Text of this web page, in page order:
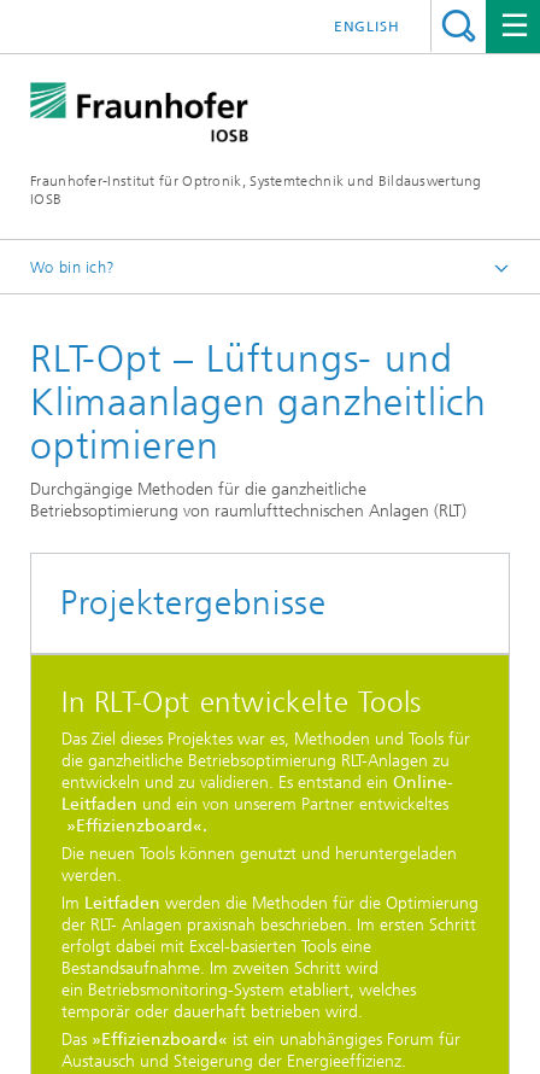
Fraunhofer-Institut für Optronik, Systemtechnik und Bildauswertung
IOSB
ENGLISH
Wo bin ich?
Projekte und Produkte
RLT-Opt – Lüftungs- und
Klimaanlagen ganzheitlich
optimieren
Durchgängige Methoden für die ganzheitliche
Betriebsoptimierung von raumlufttechnischen Anlagen (RLT)
Projektergebnisse
In RLT-Opt entwickelte Tools
Das Ziel dieses Projektes war es, Methoden und Tools für
die ganzheitliche Betriebsoptimierung RLT-Anlagen zu
entwickeln und zu validieren. Es entstand ein Online-
Leitfaden und ein von unserem Partner entwickeltes
»Effizienzboard«.
Die neuen Tools können genutzt und heruntergeladen
werden.
Im Leitfaden werden die Methoden für die Optimierung
der RLT- Anlagen praxisnah beschrieben. Im ersten Schritt
erfolgt dabei mit Excel-basierten Tools eine
Bestandsaufnahme. Im zweiten Schritt wird
ein Betriebsmonitoring-System etabliert, welches
temporär oder dauerhaft betrieben wird.
Das »Effizienzboard« ist ein unabhängiges Forum für
Austausch und Steigerung der Energieeffizienz.